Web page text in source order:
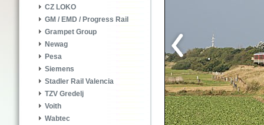
CZ LOKO
GM / EMD / Progress Rail
Grampet Group
Newag
Pesa
Siemens
Stadler Rail Valencia
TZV Gredelj
Voith
Wabtec